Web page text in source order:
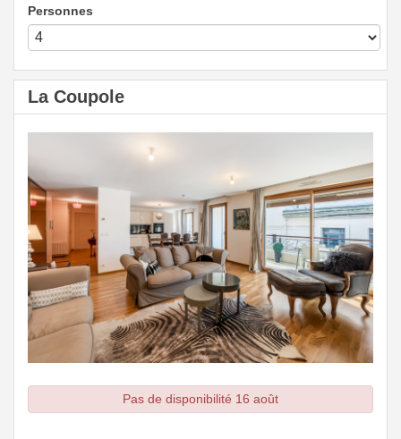
Personnes
La Coupole
Pas de disponibilité 16 août